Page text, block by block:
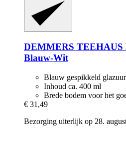
DEMMERS TEEHAUS
Blauw-​Wit
Blauw gespikkeld
Inhoud ca. 400 ml
Brede bodem voor het
€ 31,49
Bezorging uiterlijk op 28.